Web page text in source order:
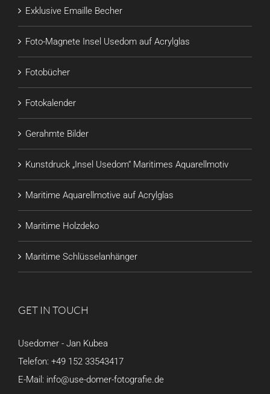
Exklusive Emaille Becher
Foto-Magnete Insel Usedom auf Acrylglas
Fotobücher
Fotokalender
Gerahmte Bilder
Kunstdruck „Insel Usedom“ Maritimes Aquarellmotiv
Maritime Aquarellmotive auf Acrylglas
Maritime Holzdeko
Maritime Schlüsselanhänger
GET IN TOUCH
Usedomer - Jan Kubea
Telefon: +49 152 33543417
E-Mail: info@use-domer-fotografie.de